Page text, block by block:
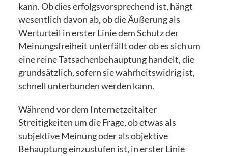
kann. Ob dies erfolgsvorsprechend ist, hängt
wesentlich davon ab, ob die Äußerung als
Werturteil in erster Linie dem Schutz der
Meinungsfreiheit unterfällt oder ob es sich um
eine reine Tatsachenbehauptung handelt, die
grundsätzlich, sofern sie wahrheitswidrig ist,
schnell unterbunden werden kann.
Während vor dem Internetzeitalter
Streitigkeiten um die Frage, ob etwas als
subjektive Meinung oder als objektive
Behauptung einzustufen ist, in erster Linie